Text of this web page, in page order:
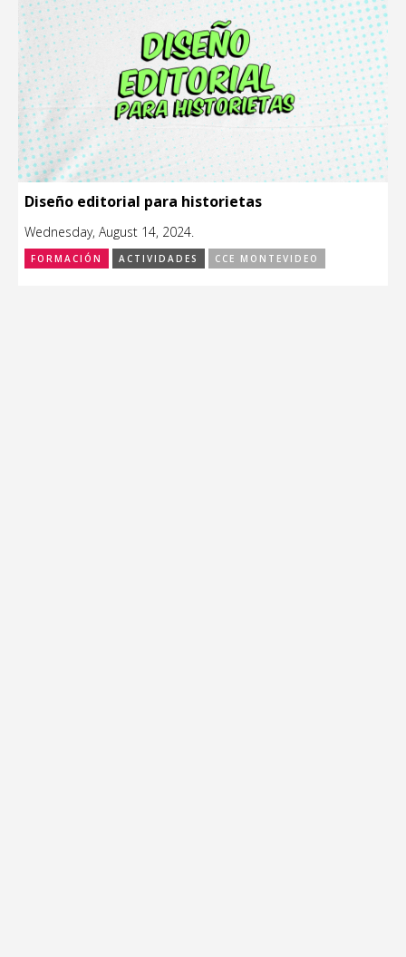
Diseño editorial para historietas
Wednesday, August 14, 2024.
FORMACIÓN ACTIVIDADES CCE MONTEVIDEO